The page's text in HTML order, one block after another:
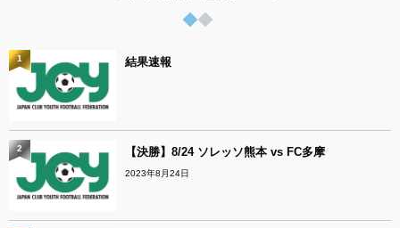
結果速報
1
【決勝】8/24 ソレッソ熊本 vs FC多摩
2023年8月24日
2